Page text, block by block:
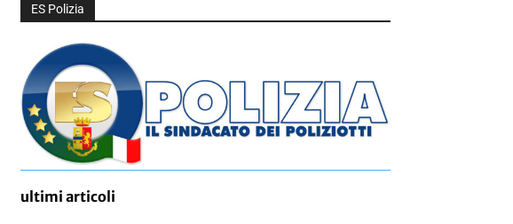
ES Polizia
ultimi articoli